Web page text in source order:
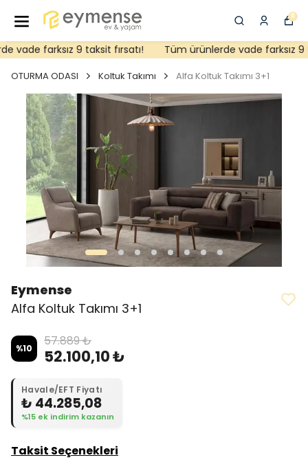
0
vade farksız 9 taksit fırsatı! Tüm ürünlerde vade farksız 9
OTURMA ODASI Koltuk Takımı Alfa Koltuk Takımı 3+1
Eymense
Alfa Koltuk Takımı 3+1
%10 57.889 ₺
52.100,10 ₺
Havale/EFT Fiyatı
₺ 44.285,08
%15 ek indirim kazanın
Taksit Seçenekleri